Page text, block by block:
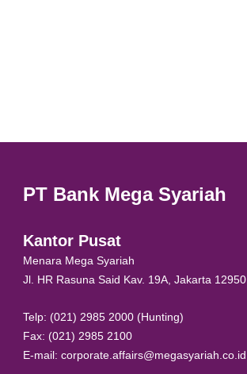
PT Bank Mega Syariah
Kantor Pusat
Menara Mega Syariah
Jl. HR Rasuna Said Kav. 19A, Jakarta 12950
Telp: (021) 2985 2000 (Hunting)
Fax: (021) 2985 2100
E-mail: corporate.affairs@megasyariah.co.id